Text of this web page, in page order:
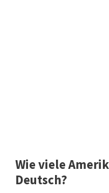
Wie viele
Deutsch?